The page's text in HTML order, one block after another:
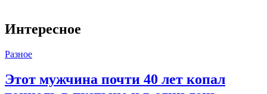
Интересное
Разное
Этот мужчина почти 40 лет копал